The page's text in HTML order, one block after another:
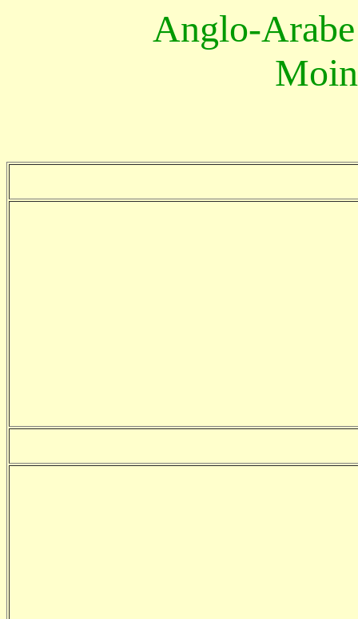
Anglo-Arabe